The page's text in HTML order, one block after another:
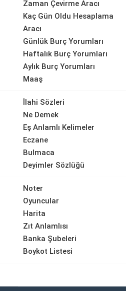
Zaman Çevirme Aracı
Kaç Gün Oldu Hesaplama
Aracı
Günlük Burç Yorumları
Haftalık Burç Yorumları
Aylık Burç Yorumları
Maaş
İlahi Sözleri
Ne Demek
Eş Anlamlı Kelimeler
Eczane
Bulmaca
Deyimler Sözlüğü
Noter
Oyuncular
Harita
Zıt Anlamlısı
Banka Şubeleri
Boykot Listesi